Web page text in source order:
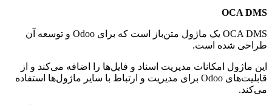
OCA DMS
OCA DMS یک ماژول متن‌باز است که برای Odoo و توسعه آن
طراحی شده است.
این ماژول امکانات مدیریت اسناد و فایل‌ها را اضافه می‌کند و از
قابلیت‌های Odoo برای مدیریت و ارتباط با سایر ماژول‌ها استفاده
می‌کند.